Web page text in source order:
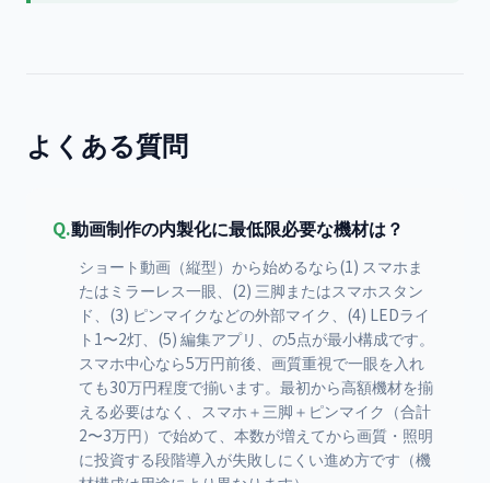
よくある質問
Q.動画制作の内製化に最低限必要な機材は？
ショート動画（縦型）から始めるなら(1) スマホま
たはミラーレス一眼、(2) 三脚またはスマホスタン
ド、(3) ピンマイクなどの外部マイク、(4) LEDライ
ト1〜2灯、(5) 編集アプリ、の5点が最小構成です。
スマホ中心なら5万円前後、画質重視で一眼を入れ
ても30万円程度で揃います。最初から高額機材を揃
える必要はなく、スマホ＋三脚＋ピンマイク（合計
2〜3万円）で始めて、本数が増えてから画質・照明
に投資する段階導入が失敗しにくい進め方です（機